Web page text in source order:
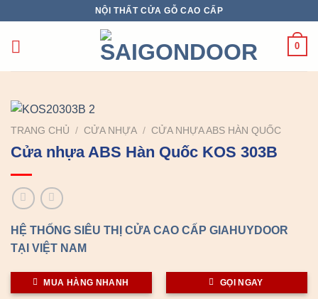
nội
NỘI THẤT CỬA GỖ CAO CẤP
0
TRANG CHỦ / CỬA NHỰA / CỬA NHỰA ABS HÀN QUỐC
Cửa nhựa ABS Hàn Quốc KOS 303B
HỆ THỐNG SIÊU THỊ CỬA CAO CẤP GIAHUYDOOR
TẠI VIỆT NAM
MUA HÀNG NHANH GỌI NGAY